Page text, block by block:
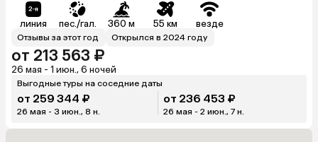
линия пес./гал. 360 м 55 км везде
Отзывы за этот год Открылся в 2024 году
от 213 563 ₽
26 мая - 1 июн., 6 ночей
Выгодные туры на соседние даты
от 259 344 ₽
26 мая - 3 июн., 8 н.
от 236 453 ₽
26 мая - 2 июн., 7 н.